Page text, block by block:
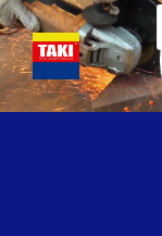
Skip
to
content